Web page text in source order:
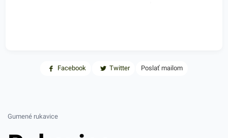
Facebook Twitter Poslať mailom
Gumené rukavice